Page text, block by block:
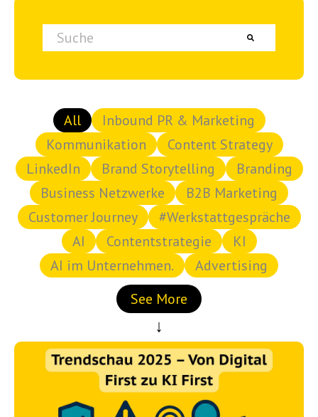
Dies ist ein Suchfeld mit einer automatischen Vorschlagsfunktion.
All
Inbound PR & Marketing
Kommunikation
Content Strategy
LinkedIn
Brand Storytelling
Branding
Business Netzwerke
B2B Marketing
Customer Journey
#Werkstattgespräche
AI
Contentstrategie
KI
AI im Unternehmen.
Advertising
See More